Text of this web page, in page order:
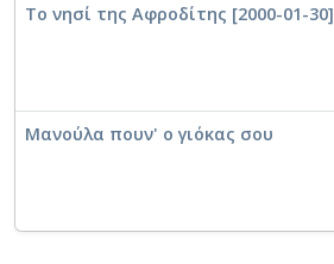
Το νησί της Αφροδίτης [2000-01-30]
Μανούλα πουν' ο γιόκας σου